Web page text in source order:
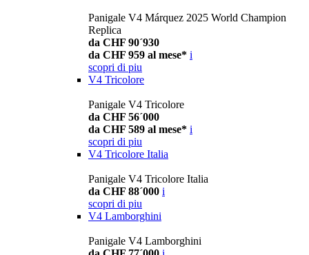
Panigale V4 Márquez 2025 World Champion
Replica
da CHF 90´930
da CHF 959 al mese* i
scopri di piu
V4 Tricolore
Panigale V4 Tricolore
da CHF 56´000
da CHF 589 al mese* i
scopri di piu
V4 Tricolore Italia
Panigale V4 Tricolore Italia
da CHF 88´000 i
scopri di piu
V4 Lamborghini
Panigale V4 Lamborghini